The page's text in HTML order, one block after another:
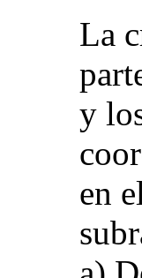
La
y
en